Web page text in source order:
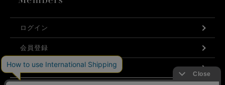
ログイン
会員登録
利用規約